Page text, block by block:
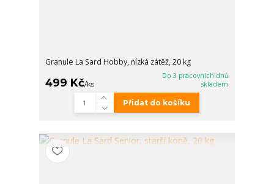
Granule La Sard Hobby, nízká zátěž, 20 kg
499 Kč/ks
Do 3 pracovních dnů
skladem
Přidat do košíku